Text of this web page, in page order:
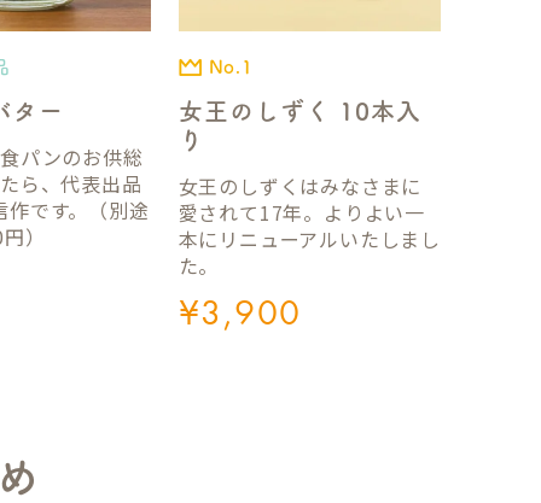
ター
パンのお供総
ら、代表出品
作です。（別途
）
No.1
女王のしずく 10本入
り
女王のしずくはみなさまに
愛されて17年。よりよい一
本にリニューアルいたしまし
た。
¥3,900